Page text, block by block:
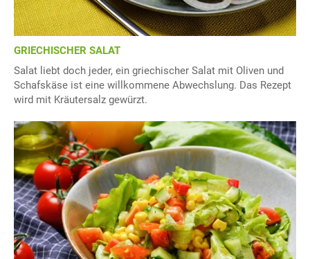
GRIECHISCHER SALAT
Salat liebt doch jeder, ein griechischer Salat mit Oliven und
Schafskäse ist eine willkommene Abwechslung. Das Rezept
wird mit Kräutersalz gewürzt.